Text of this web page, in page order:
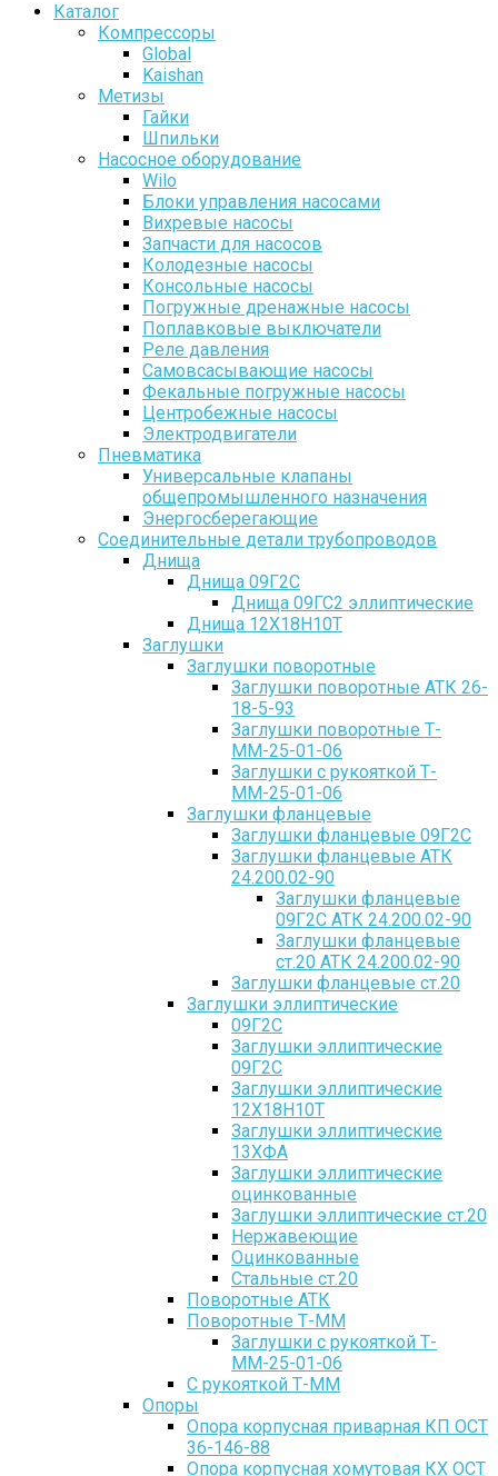
Каталог
Компрессоры
Global
Kaishan
Метизы
Гайки
Шпильки
Насосное оборудование
Wilo
Блоки управления насосами
Вихревые насосы
Запчасти для насосов
Колодезные насосы
Консольные насосы
Погружные дренажные насосы
Поплавковые выключатели
Реле давления
Самовсасывающие насосы
Фекальные погружные насосы
Центробежные насосы
Электродвигатели
Пневматика
Универсальные клапаны
общепромышленного назначения
Энергосберегающие
Соединительные детали трубопроводов
Днища
Днища 09Г2С
Днища 09ГС2 эллиптические
Днища 12Х18Н10Т
Заглушки
Заглушки поворотные
Заглушки поворотные АТК 26-
18-5-93
Заглушки поворотные Т-
ММ-25-01-06
Заглушки с рукояткой Т-
ММ-25-01-06
Заглушки фланцевые
Заглушки фланцевые 09Г2С
Заглушки фланцевые АТК
24.200.02-90
Заглушки фланцевые
09Г2С АТК 24.200.02-90
Заглушки фланцевые
ст.20 АТК 24.200.02-90
Заглушки фланцевые ст.20
Заглушки эллиптические
09Г2С
Заглушки эллиптические
09Г2С
Заглушки эллиптические
12Х18Н10Т
Заглушки эллиптические
13ХФА
Заглушки эллиптические
оцинкованные
Заглушки эллиптические ст.20
Нержавеющие
Оцинкованные
Стальные ст.20
Поворотные АТК
Поворотные Т-ММ
Заглушки с рукояткой Т-
ММ-25-01-06
С рукояткой Т-ММ
Опоры
Опора корпусная приварная КП ОСТ
36-146-88
Опора корпусная хомутовая КХ ОСТ